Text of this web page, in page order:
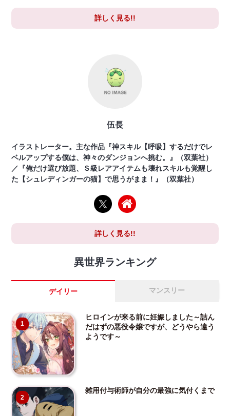
詳しく見る!!
伍長
イラストレーター。主な作品『神スキル【呼吸】するだけでレ
ベルアップする僕は、神々のダンジョンへ挑む。』（双葉社）
／『俺だけ選び放題、Ｓ級レアアイテムも壊れスキルも覚醒し
た【シュレディンガーの猫】で思うがまま！』（双葉社）
詳しく見る!!
異世界ランキング
デイリー マンスリー
1
ヒロインが来る前に妊娠しました～詰ん
だはずの悪役令嬢ですが、どうやら違う
ようです～
2
雑用付与術師が自分の最強に気付くまで